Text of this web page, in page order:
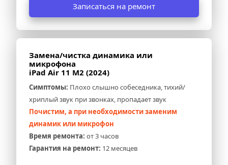
Записаться на ремонт
Замена/чистка динамика или
микрофона
iPad Air 11 M2 (2024)
Симптомы: Плохо слышно собеседника, тихий/
хриплый звук при звонках, пропадает звук
Почистим, а при необходимости заменим
динамик или микрофон
Время ремонта: от 3 часов
Гарантия на ремонт: 12 месяцев